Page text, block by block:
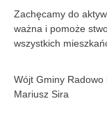
Zachęcamy do
ważna i pomoże
wszystkich
Wójt Gminy Radowo
Mariusz Sira